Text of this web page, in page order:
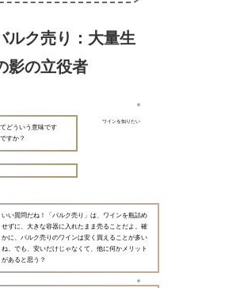
ルク売り：大量生
影の立役者
ワインを知りたい
どういう意味です
すか？
いい質問だね！「バルク売り」は、ワインを瓶詰め
せずに、大きな容器に入れたまま売ることだよ。確
かに、バルク売りのワインは安く買えることが多い
ね。でも、安いだけじゃなくて、他に何かメリット
があると思う？